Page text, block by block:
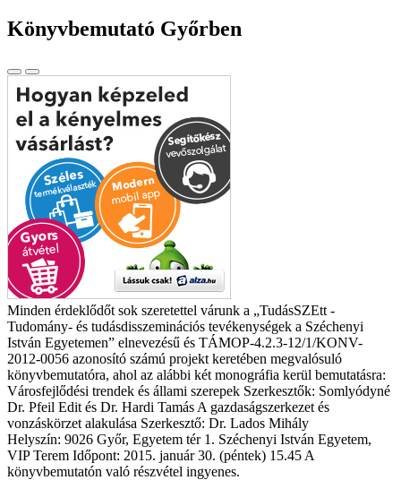
Könyvbemutató Győrben
Minden érdeklődőt sok szeretettel várunk a „TudásSZEtt -
Tudomány- és tudásdisszeminációs tevékenységek a Széchenyi
István Egyetemen” elnevezésű és TÁMOP-4.2.3-12/1/KONV-
2012-0056 azonosító számú projekt keretében megvalósuló
könyvbemutatóra, ahol az alábbi két monográfia kerül bemutatásra:
Városfejlődési trendek és állami szerepek Szerkesztők: Somlyódyné
Dr. Pfeil Edit és Dr. Hardi Tamás A gazdaságszerkezet és
vonzáskörzet alakulása Szerkesztő: Dr. Lados Mihály
Helyszín: 9026 Győr, Egyetem tér 1. Széchenyi István Egyetem,
VIP Terem Időpont: 2015. január 30. (péntek) 15.45 A
könyvbemutatón való részvétel ingyenes.